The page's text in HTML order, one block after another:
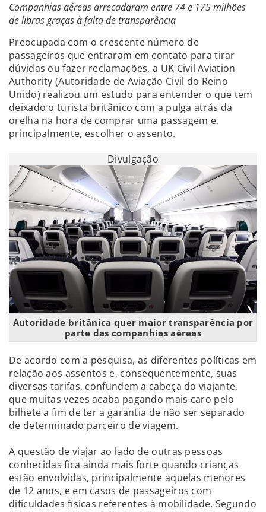
Companhias aéreas arrecadaram entre 74 e 175 milhões
de libras graças à falta de transparência
Preocupada com o crescente número de
passageiros que entraram em contato para tirar
dúvidas ou fazer reclamações, a UK Civil Aviation
Authority (Autoridade de Aviação Civil do Reino
Unido) realizou um estudo para entender o que tem
deixado o turista britânico com a pulga atrás da
orelha na hora de comprar uma passagem e,
principalmente, escolher o assento.
Divulgação
Autoridade britânica quer maior transparência por
parte das companhias aéreas
De acordo com a pesquisa, as diferentes políticas em
relação aos assentos e, consequentemente, suas
diversas tarifas, confundem a cabeça do viajante,
que muitas vezes acaba pagando mais caro pelo
bilhete a fim de ter a garantia de não ser separado
de determinado parceiro de viagem.
A questão de viajar ao lado de outras pessoas
conhecidas fica ainda mais forte quando crianças
estão envolvidas, principalmente aquelas menores
de 12 anos, e em casos de passageiros com
dificuldades físicas referentes à mobilidade. Segundo